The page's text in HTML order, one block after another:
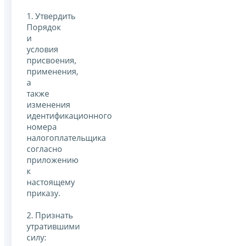
1. Утвердить
Порядок
и
условия
присвоения,
применения,
а
также
изменения
идентификационного
номера
налогоплательщика
согласно
приложению
к
настоящему
приказу.
2. Признать
утратившими
силу: